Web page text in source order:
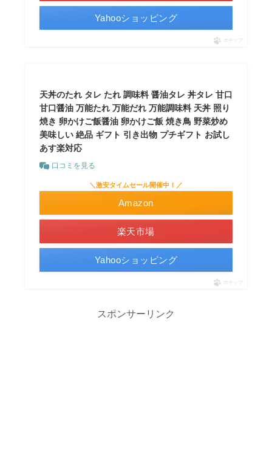
Yahooショッピング
ポチップ
天丼のたれ タレ たれ 調味料 醤油タレ 丼タレ 甘口
甘口醤油 万能たれ 万能だれ 万能調味料 天丼 照り
焼き 卵かけご飯醤油 卵かけご飯 焼き鳥 野菜炒め
美味しい 絶品 ギフト 引き出物 プチギフト お試し
あす楽対応
口コミを見る
＼激安タイムセール開催中！／
Amazon
楽天市場
Yahooショッピング
ポチップ
スポンサーリンク